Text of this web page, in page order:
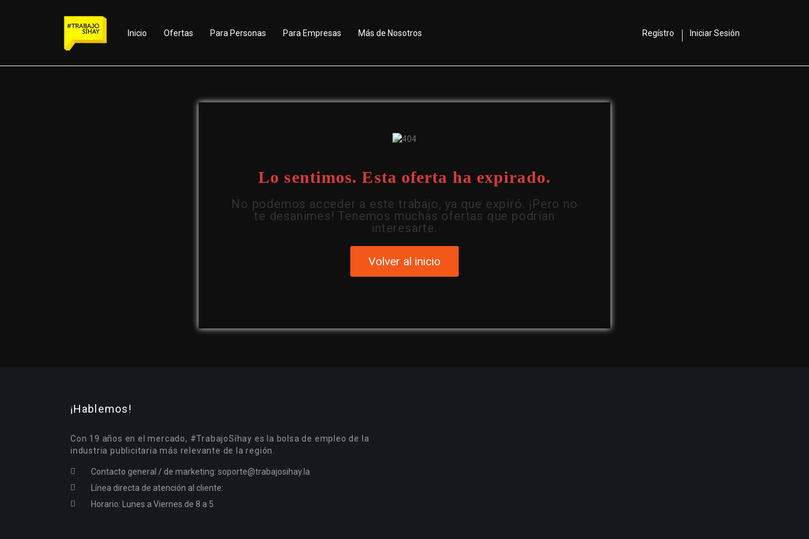
Inicio Ofertas Para Personas Para Empresas Más de Nosotros Regístro Iniciar Sesión
Lo sentimos. Esta oferta ha expirado.
No podemos acceder a este trabajo, ya que expiró. ¡Pero no
te desanimes! Tenemos muchas ofertas que podrían
interesarte.
Volver al inicio
¡Hablemos!
Con 19 años en el mercado, #TrabajoSíhay es la bolsa de empleo de la
industria publicitaria más relevante de la región.
Contacto general / de marketing: soporte@trabajosihay.la
Línea directa de atención al cliente:
Horario: Lunes a Viernes de 8 a 5